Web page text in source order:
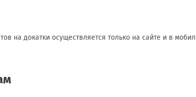
на докатки осуществляется только на сайте и в